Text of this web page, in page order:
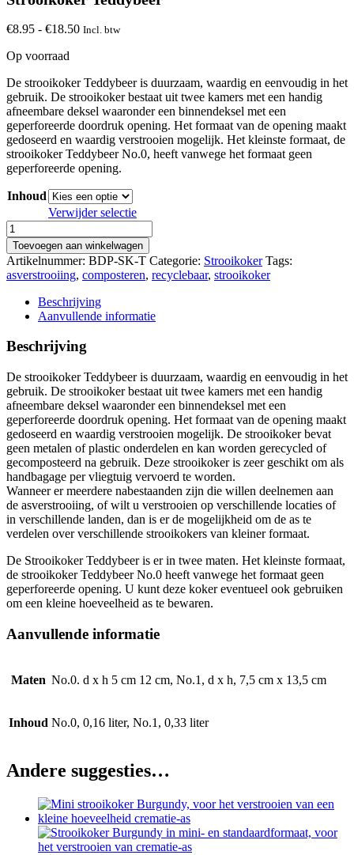
€8.95 - €18.50Prijsklasse:
Incl. btw
Op voorraad
De strooikoker Teddybeer is duurzaam, waardig en eenvoudig in het
gebruik. De strooikoker bestaat uit twee kamers met een handig
afneembare deksel waaronder een binnendeksel met een
geperforeerde doordruk opening. Het formaat van de opening maakt
gedoseerd en waardig verstrooien mogelijk. Het kleinste formaat, de
strooikoker Teddybeer No.0, heeft vanwege het formaat geen
geperforeerde opening.
Inhoud
Verwijder selectie
Strooikoker
Teddybeer
aantal
Toevoegen aan winkelwagen
Artikelnummer: BDP-SK-T Categorie: Strooikoker Tags:
asverstrooiing, composteren, recyclebaar, strooikoker
Beschrijving
Aanvullende informatie
Beschrijving
De strooikoker Teddybeer is duurzaam, waardig en eenvoudig in het
gebruik. De strooikoker bestaat uit twee kamers met een handig
afneembare deksel waaronder een binnendeksel met een
geperforeerde doordruk opening. Het formaat van de opening maakt
gedoseerd en waardig verstrooien mogelijk. De strooikoker bevat
geen metalen of plastic onderdelen en kan worden gerecycled of
gecomposteerd na gebruik. Deze strooikoker is zeer geschikt om als
handbagage per vliegtuig vervoerd te worden.
Wanneer er meerdere nabestaanden zijn die willen deelnemen aan
de asverstrooiing, of wilt u verstrooien op verschillende locaties of
in verschillende landen, dan is er de mogelijkheid om de as te
verdelen over verschillende strooikokers van kleiner formaat.
De Strooikoker Teddybeer is er in twee maten. Het kleinste formaat,
de strooikoker Teddybeer No.0 heeft vanwege het formaat geen
geperforeerde opening. U kunt deze koker eventueel ook gebruiken
om een kleine hoeveelheid as te bewaren.
Aanvullende informatie
Maten No.0. d x h 5 cm 12 cm, No.1, d x h, 7,5 cm x 13,5 cm
Inhoud No.0, 0,16 liter, No.1, 0,33 liter
Andere suggesties…